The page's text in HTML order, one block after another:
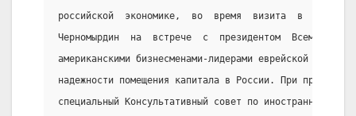
российской  экономике,  во  время  визита  в  США
Черномырдин  на  встрече  с  президентом
американскими бизнесменами-лидерами еврейской
надежности помещения капитала в России. При
специальный Консультативный совет по иностранным